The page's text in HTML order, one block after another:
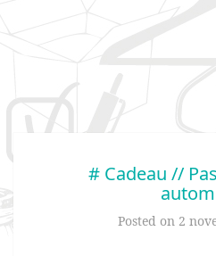
# Cadeau //
Posted on 2